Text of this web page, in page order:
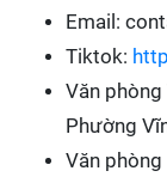
Email:
Tiktok:
Văn
Phường
Văn phòng